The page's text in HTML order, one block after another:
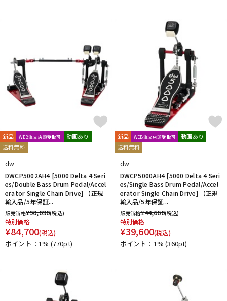
新品 WEB注文店頭受取可
動画あり
送料無料
dw
DWCP5002AH4 [5000 Delta 4 Seri
es/Double Bass Drum Pedal/Accel
erator Single Chain Drive] 【正規
輸入品/5年保証...
販売価格¥90,090(税込)
特別価格
¥84,700(税込)
ポイント：1% (770pt)
新品 WEB注文店頭受取可
動画あり
送料無料
dw
DWCP5000AH4 [5000 Delta 4 Seri
es/Single Bass Drum Pedal/Accel
erator Single Chain Drive] 【正規
輸入品/5年保証...
販売価格¥44,660(税込)
特別価格
¥39,600(税込)
ポイント：1%(360pt)